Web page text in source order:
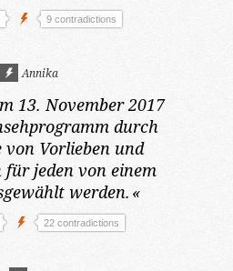
9 contradictions
Annika
13. November 2017
durch
von Vorlieben und
für jeden von einem
werden. «
22 contradictions